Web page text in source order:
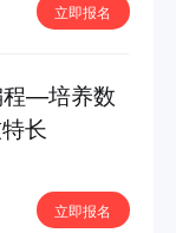
立即报名
程—培养数
长
立即报名